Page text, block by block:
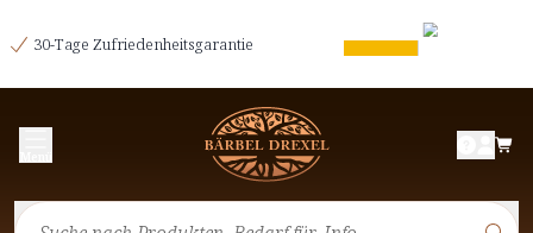
30-Tage Zufriedenheitsgarantie